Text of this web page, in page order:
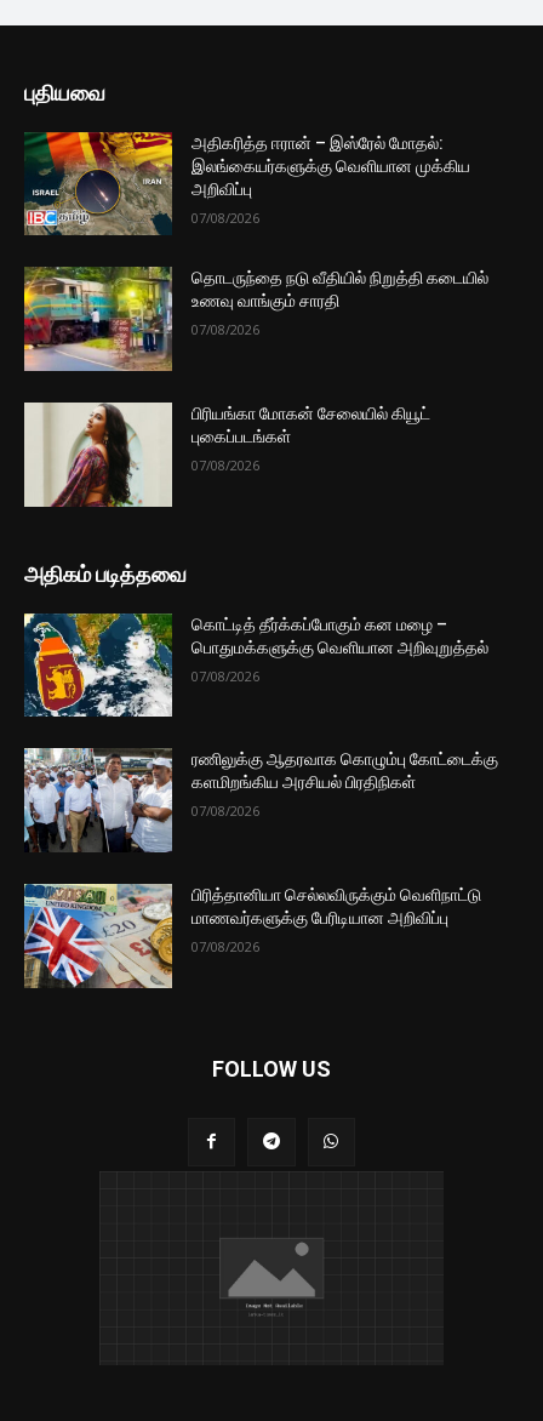
புதியவை
அதிகரித்த ஈரான் – இஸ்ரேல் மோதல்:
இலங்கையர்களுக்கு வெளியான முக்கிய
அறிவிப்பு
07/08/2026
தொடருந்தை நடு வீதியில் நிறுத்தி கடையில்
உணவு வாங்கும் சாரதி
07/08/2026
பிரியங்கா மோகன் சேலையில் கியூட்
புகைப்படங்கள்
07/08/2026
அதிகம் படித்தவை
கொட்டித் தீர்க்கப்போகும் கன மழை –
பொதுமக்களுக்கு வெளியான அறிவுறுத்தல்
07/08/2026
ரணிலுக்கு ஆதரவாக கொழும்பு கோட்டைக்கு
களமிறங்கிய அரசியல் பிரதிநிகள்
07/08/2026
பிரித்தானியா செல்லவிருக்கும் வெளிநாட்டு
மாணவர்களுக்கு பேரிடியான அறிவிப்பு
07/08/2026
FOLLOW US